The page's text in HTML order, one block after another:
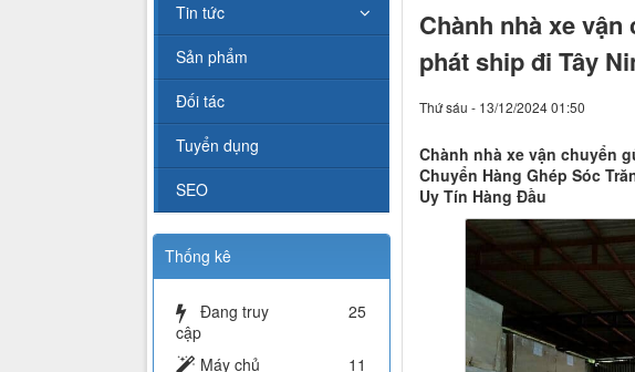
Chành nhà xe
phát ship đi Tây
Thứ sáu - 13/12/2024 01:50
Chành nhà xe vận chuyển
Chuyển Hàng Ghép Sóc
Uy Tín Hàng Đầu
Tin tức
Sản phẩm
Đối tác
Tuyển dụng
SEO
Thống kê
Đang truy
cập
25
Máy chủ
11